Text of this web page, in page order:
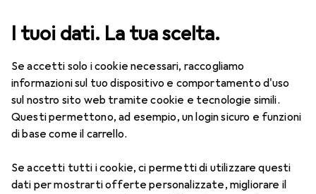
I tuoi dati. La tua scelta.
Se accetti solo i cookie necessari, raccogliamo
informazioni sul tuo dispositivo e comportamento d'uso
sul nostro sito web tramite cookie e tecnologie simili.
Questi permettono, ad esempio, un login sicuro e funzioni
di base come il carrello.
Se accetti tutti i cookie, ci permetti di utilizzare questi
dati per mostrarti offerte personalizzate, migliorare il
Lenti a contatto Air Optix più HydraGlyde per l'astigmatismo
1 Immagine
Air Optix più HydraGlyde per
-8.5, Obiettivo mensile, 6 pz., Torico
EUR
47,29 EUR
7,88/1pz.